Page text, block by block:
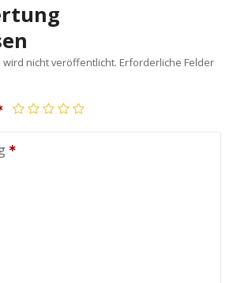
wird nicht veröffentlicht. Erforderliche Felder